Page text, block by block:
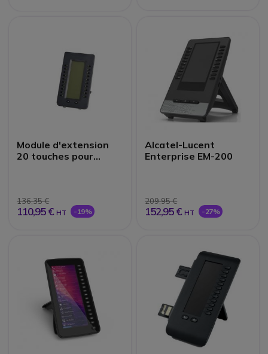
Module d'extension
20 touches pour
136,35 €
110,95 € HT -19%
Alcatel-Lucent
Enterprise EM-200
209,95 €
152,95 € HT -27%